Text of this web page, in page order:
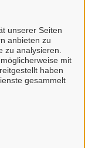
unserer Seiten
anbieten zu
zu analysieren.
mit
haben
gesammelt
Sie auf der